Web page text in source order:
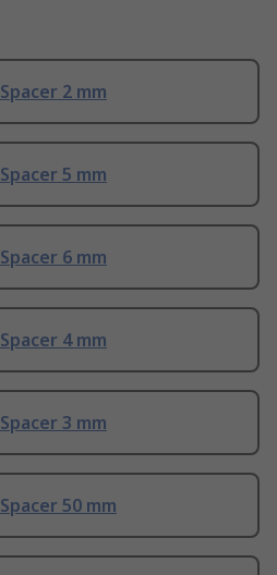
2 mm
5 mm
6 mm
4 mm
3 mm
50 mm